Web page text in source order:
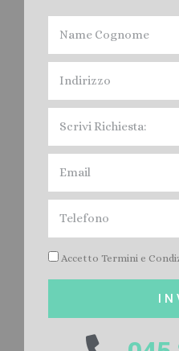
quindi Noleggio a Breve, Medio e
Cacciatori Spurghi, sono conformi
Prezzi:Noleggio
Accetto Termini e
I N